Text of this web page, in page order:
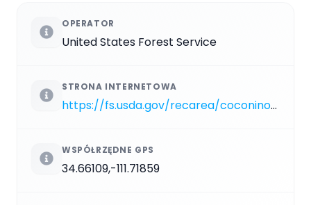
OPERATOR
United States Forest Service
STRONA INTERNETOWA
https://fs.usda.gov/recarea/coconino/recarea/?recid=55424
WSPÓŁRZĘDNE GPS
34.66109,-111.71859